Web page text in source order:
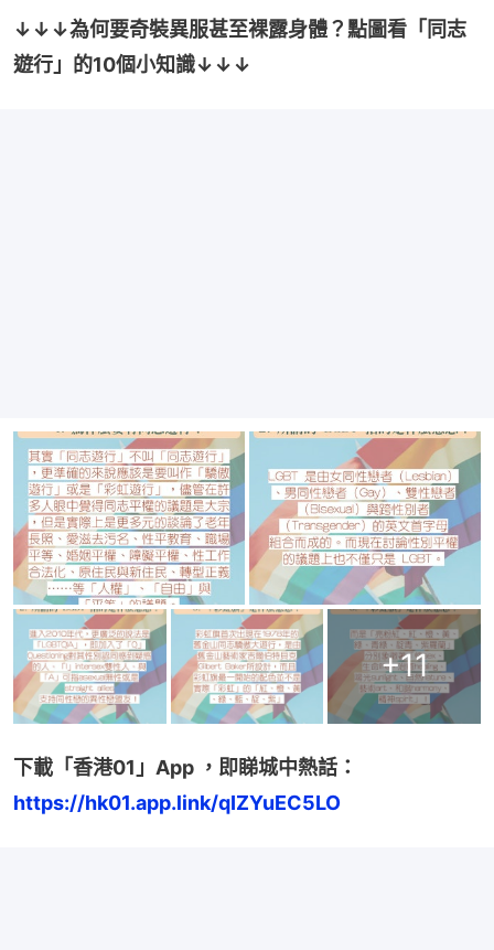
↓↓↓為何要奇裝異服甚至裸露身體？點圖看「同志
遊行」的10個小知識↓↓↓
+11
下載「香港01」App ，即睇城中熱話：
https://hk01.app.link/qIZYuEC5LO